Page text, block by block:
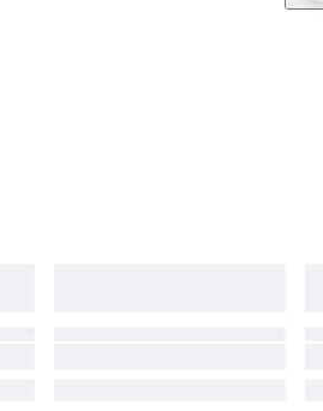
image quality. Each item is carefully